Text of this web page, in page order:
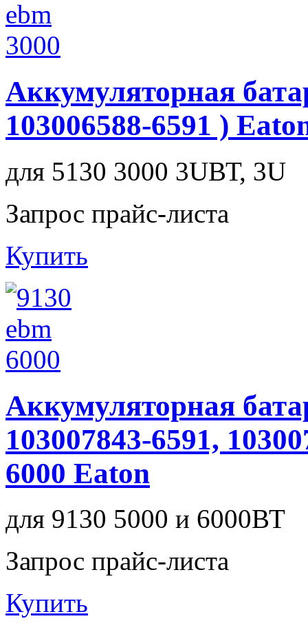
Аккумуляторная
103006588-6591 )
для 5130 3000 3UВТ, 3U
Запрос прайс-листа
Купить
Аккумуляторная
103007843-6591,
6000 Eaton
для 9130 5000 и 6000ВТ
Запрос прайс-листа
Купить